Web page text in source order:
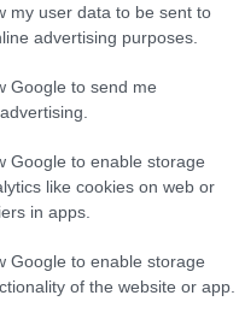
my user data to be sent to
advertising purposes.
Google to send me
Google to enable storage
like cookies on web or
in apps.
Google to enable storage
of the website or app.
látogatók játéklapot
szobára kerülhetnek
A több mint 1000
elterülő, izgalmas
várja a kalandvágyó